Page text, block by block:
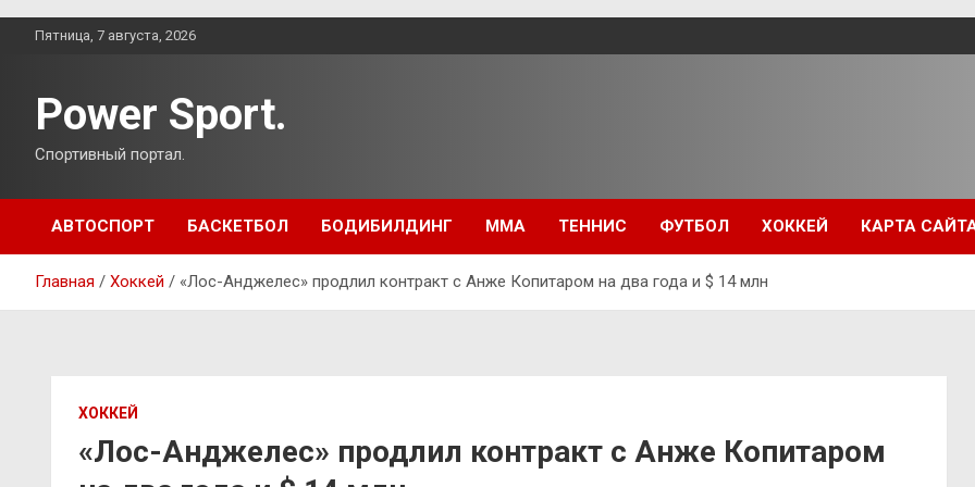
ПерейтиПятница, 7 августа, 2026
Power Sport.
Спортивный портал.
АВТОСПОРТ БАСКЕТБОЛ БОДИБИЛДИНГ ММА ТЕННИС ФУТБОЛ ХОККЕЙ КАРТА
Главная Хоккей «Лос-Анджелес» продлил контракт с Анже Копитаром на два года и $ 14 млн
ХОККЕЙ
«Лос-Анджелес» продлил контракт с Анже Копитаром